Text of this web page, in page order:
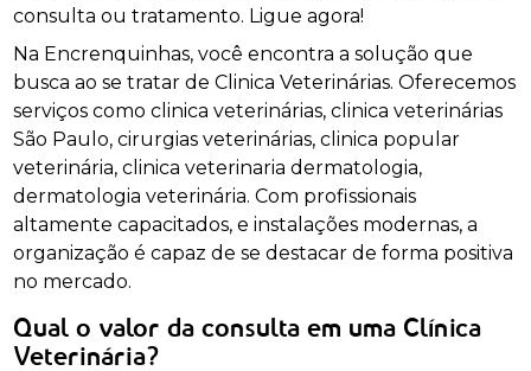
consulta ou tratamento. Ligue agora!
Na Encrenquinhas, você encontra a solução que
busca ao se tratar de Clinica Veterinárias. Oferecemos
serviços como clinica veterinárias, clinica veterinárias
São Paulo, cirurgias veterinárias, clinica popular
veterinária, clinica veterinaria dermatologia,
dermatologia veterinária. Com profissionais
altamente capacitados, e instalações modernas, a
organização é capaz de se destacar de forma positiva
no mercado.
Qual o valor da consulta em uma Clínica
Veterinária?